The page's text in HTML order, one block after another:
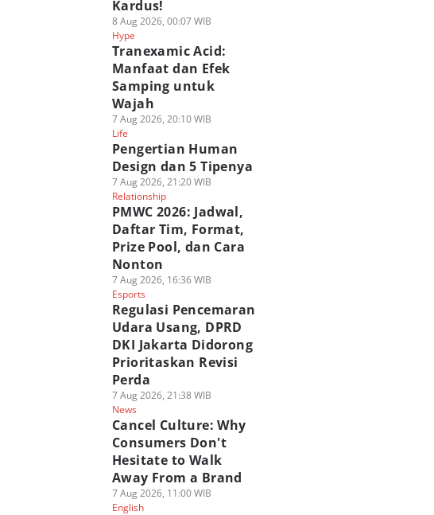
Kardus!
8 Aug 2026, 00:07 WIB
Hype
Tranexamic Acid:
Manfaat dan Efek
Samping untuk
Wajah
7 Aug 2026, 20:10 WIB
Life
Pengertian Human
Design dan 5 Tipenya
7 Aug 2026, 21:20 WIB
Relationship
PMWC 2026: Jadwal,
Daftar Tim, Format,
Prize Pool, dan Cara
Nonton
7 Aug 2026, 16:36 WIB
Esports
Regulasi Pencemaran
Udara Usang, DPRD
DKI Jakarta Didorong
Prioritaskan Revisi
Perda
7 Aug 2026, 21:38 WIB
News
Cancel Culture: Why
Consumers Don't
Hesitate to Walk
Away From a Brand
7 Aug 2026, 11:00 WIB
English